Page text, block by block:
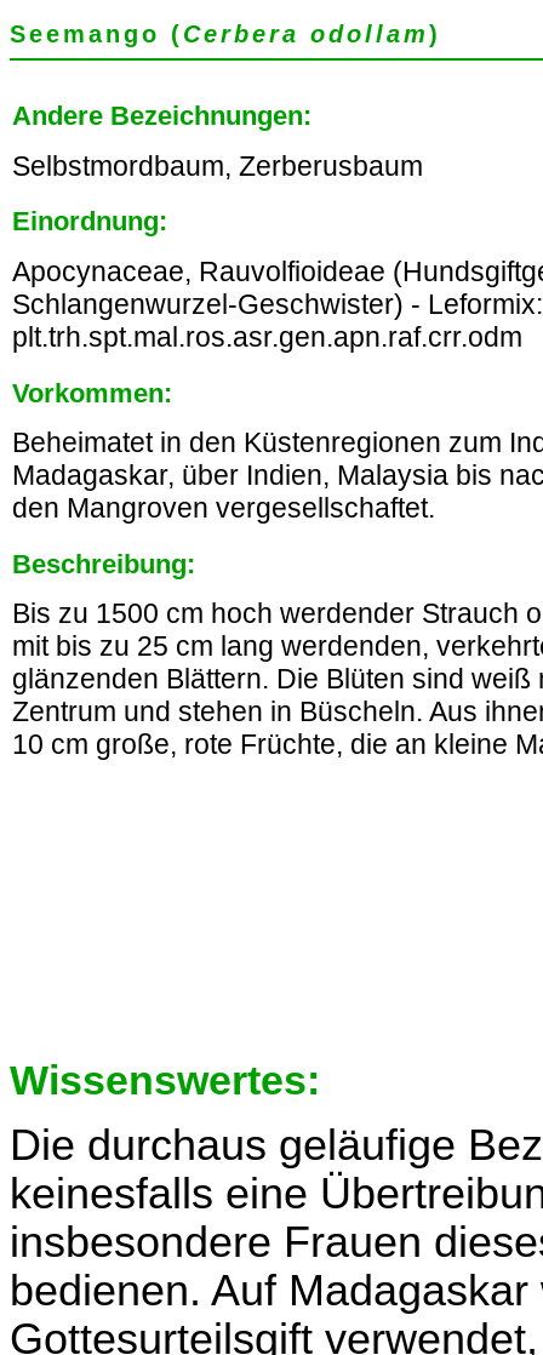
Seemango (Cerbera odollam)
Andere Bezeichnungen:
Selbstmordbaum, Zerberusbaum
Einordnung:
Apocynaceae, Rauvolfioideae
Schlangenwurzel-Geschwister) - Leformix:
plt.trh.spt.mal.ros.asr.gen.apn.raf.crr.odm
Vorkommen:
Beheimatet in den Küstenregionen zum
Madagaskar, über Indien, Malaysia bis
den Mangroven vergesellschaftet.
Beschreibung:
Bis zu 1500 cm hoch werdender Strauch
mit bis zu 25 cm lang werdenden,
glänzenden Blättern. Die Blüten sind weiß
Zentrum und stehen in Büscheln. Aus
10 cm große, rote Früchte, die an kleine
Wissenswertes:
Die durchaus geläufige
keinesfalls eine
insbesondere Frauen
bedienen. Auf
Gottesurteilsgift